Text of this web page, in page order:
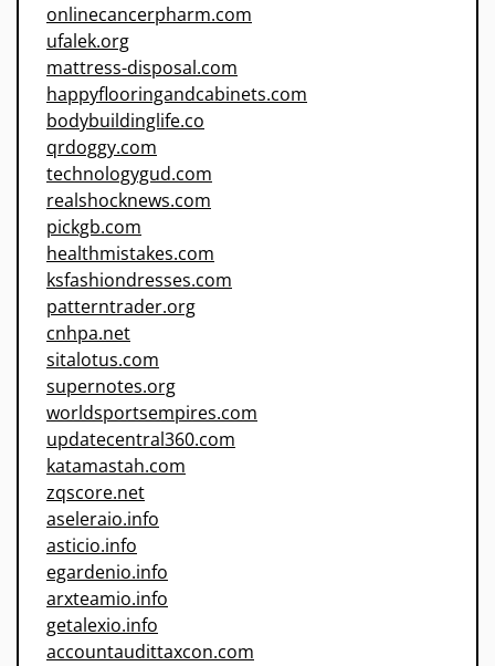
onlinecancerpharm.com
ufalek.org
mattress-disposal.com
happyflooringandcabinets.com
bodybuildinglife.co
qrdoggy.com
technologygud.com
realshocknews.com
pickgb.com
healthmistakes.com
ksfashiondresses.com
patterntrader.org
cnhpa.net
sitalotus.com
supernotes.org
worldsportsempires.com
updatecentral360.com
katamastah.com
zqscore.net
aseleraio.info
asticio.info
egardenio.info
arxteamio.info
getalexio.info
accountaudittaxcon.com